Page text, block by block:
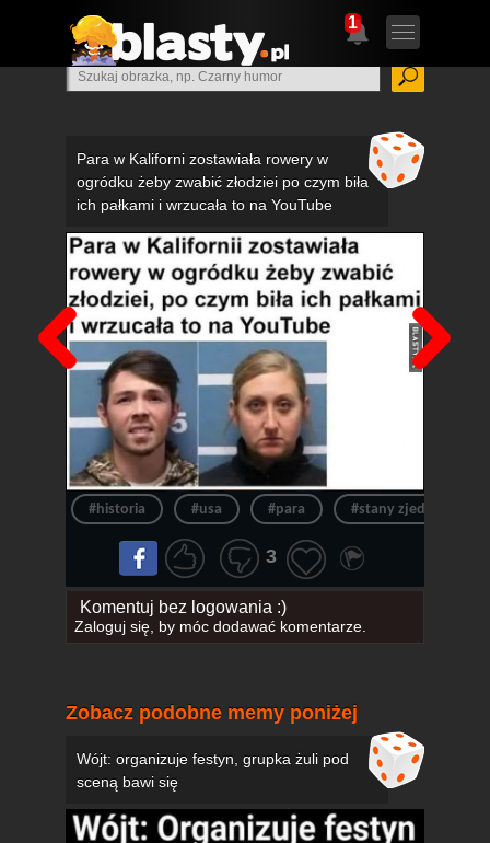
1
Para w Kaliforni zostawiała rowery w
ogródku żeby zwabić złodziei po czym biła
ich pałkami i wrzucała to na YouTube
Poprzedni
#historia #usa #para #stany zjednoczone
3
Komentuj bez logowania :)
Zaloguj się, by móc dodawać komentarze.
Zobacz podobne memy poniżej
Wójt: organizuje festyn, grupka żuli pod
sceną bawi się